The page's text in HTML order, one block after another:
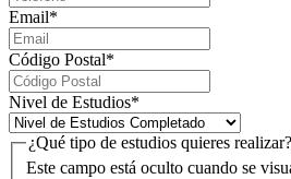
Email*
Código Postal*
Nivel de Estudios*
Este campo está oculto cuando se
¿Qué tipo de estudios quieres realizar?